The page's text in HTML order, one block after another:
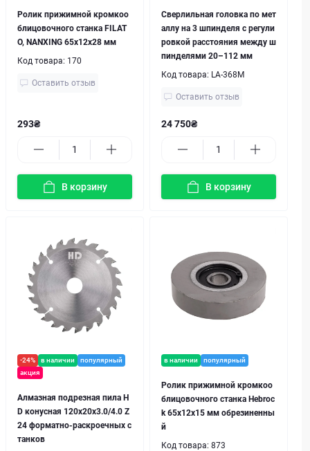
Ролик прижимной кромкоо
блицовочного станка FILAT
O, NANXING 65x12х28 мм
Код товара: 170
Оставить отзыв
293₴
В корзину
Сверлильная головка по мет
аллу на 3 шпинделя с регули
ровкой расстояния между ш
пинделями 20–112 мм
Код товара: LA-368M
Оставить отзыв
24 750₴
В корзину
-24% в наличии
популярный
акция
Алмазная подрезная пила H
D конусная 120x20x3.0/4.0 Z
24 форматно-раскроечных с
танков
в наличии популярный
Ролик прижимной кромкоо
блицовочного станка Hebroc
k 65х12х15 мм обрезиненны
й
Код товара: 873